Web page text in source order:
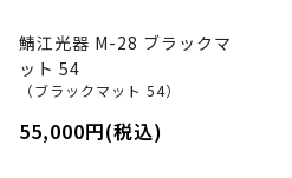
鯖江光器 M-28 ブラックマ
ット 54
（ブラックマット 54）
55,000円(税込)